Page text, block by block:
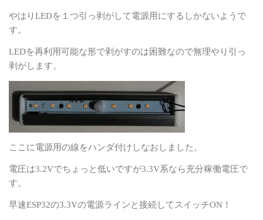
やはり LEDを１つ引っ剥がして電源用にするしかないようで
す。
LEDを再利用可能な形で剥がすのは困難なので無理やり引っ
剥がします。
ここに電源用の線をハンダ付けしなおしました。
電圧は3.2Vでちょっと低いですが3.3V系なら充分稼働電圧で
す。
早速ESP32の3.3Vの電源ラインと接続してスイッチON ！